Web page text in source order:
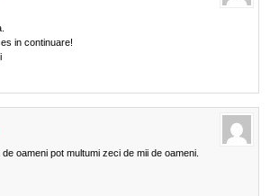
in continuare!
oameni pot multumi zeci de mii de oameni.